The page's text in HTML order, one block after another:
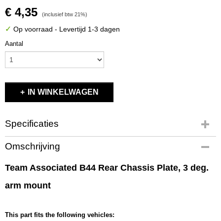
€ 4,35 (inclusief btw 21%)
✓ Op voorraad - Levertijd 1-3 dagen
Aantal
IN WINKELWAGEN
Specificaties
Productcode
9726
EAN code
Productcode leverancier
0,30 Kg
Omschrijving
Team Associated B44 Rear Chassis Plate, 3 deg.
arm mount
This part fits the following vehicles: